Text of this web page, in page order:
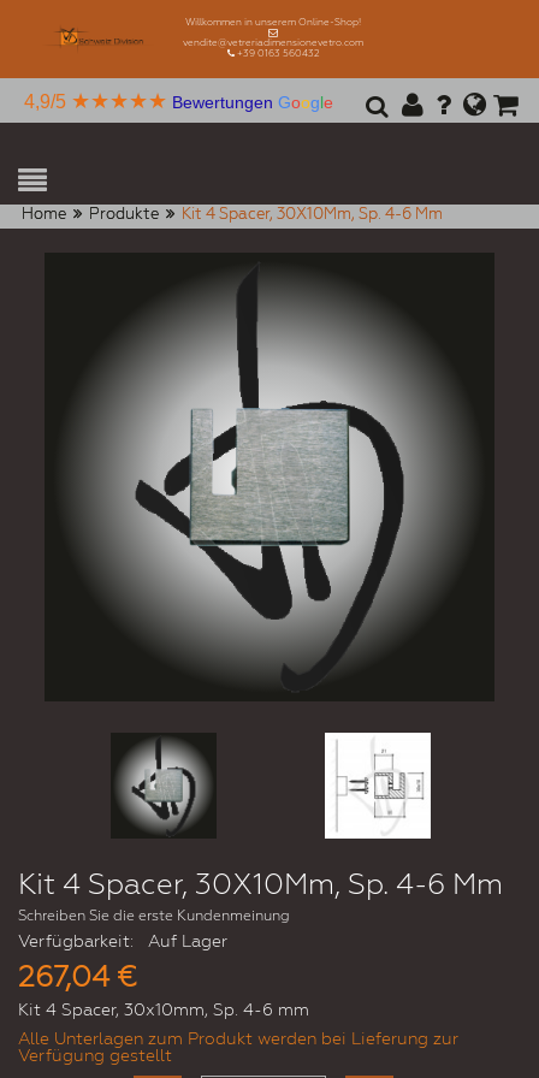
Willkommen in unserem Online-Shop!
vendite@vetreriadimensionevetro.com
+39 0163 560432
4,9/5 ★★★★★ Bewertungen Google
Home Produkte Kit 4 Spacer, 30X10Mm, Sp. 4-6 Mm
Kit 4 Spacer, 30X10Mm, Sp. 4-6 Mm
Schreiben Sie die erste Kundenmeinung
Verfügbarkeit: Auf Lager
267,04 €
Kit 4 Spacer, 30x10mm, Sp. 4-6 mm
Alle Unterlagen zum Produkt werden bei Lieferung zur
Verfügung gestellt